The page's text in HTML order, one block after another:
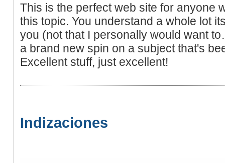
This is the perfect web site for anyone
this topic. You understand a whole lot
you (not that I personally would want
a brand new spin on a subject that's
Excellent stuff, just excellent!
Indizaciones